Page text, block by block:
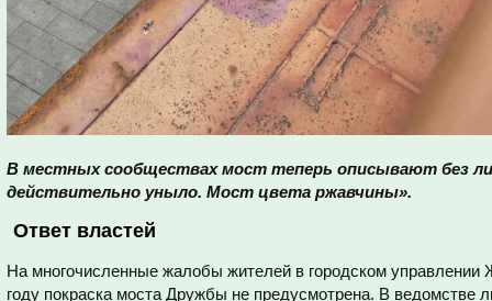
В местных сообществах мост теперь описывают без
действительно уныло. Мост цвета ржавчины».
Ответ властей
На многочисленные жалобы жителей в городском
году покраска моста Дружбы не предусмотрена. В ведомстве